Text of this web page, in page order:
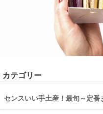
カテゴリー
センスいい手土産！最旬～定番